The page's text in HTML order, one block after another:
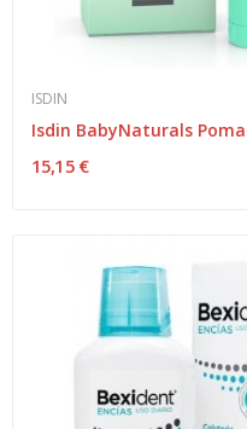
ISDIN
15,15 €